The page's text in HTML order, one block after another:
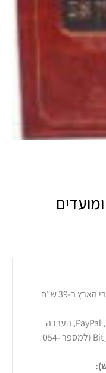
שליח עד הבית לכל רחבי הארץ ב-39 ש"ח
כרטיסי אשראי, PayPal, העברה
בנקאית או באפליקציות Bit / Paybox (למספר 054-